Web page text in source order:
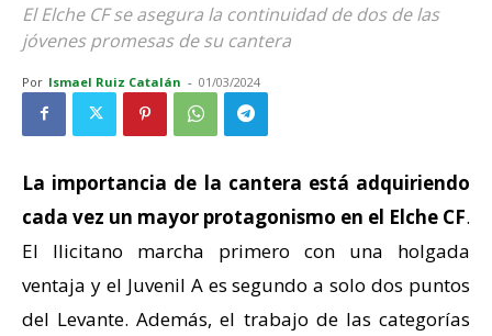
El Elche CF se asegura la continuidad de dos de las
jóvenes promesas de su cantera
Por Ismael Ruiz Catalán - 01/03/2024
La importancia de la cantera está adquiriendo
cada vez un mayor protagonismo en el Elche CF.
El Ilicitano marcha primero con una holgada
ventaja y el Juvenil A es segundo a solo dos puntos
del Levante. Además, el trabajo de las categorías